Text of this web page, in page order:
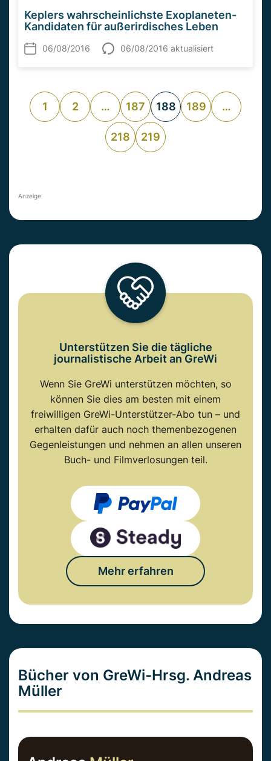
Keplers wahrscheinlichste Exoplaneten-
Kandidaten für außerirdisches Leben
06/08/2016 06/08/2016 aktualisiert
1 2 … 187 188 189 …
218 219
Anzeige
Unterstützen Sie die tägliche
journalistische Arbeit an GreWi
Wenn Sie GreWi unterstützen möchten, so
können Sie dies am besten mit einem
freiwilligen GreWi-Unterstützer-Abo tun – und
erhalten dafür auch noch themenbezogenen
Gegenleistungen und nehmen an allen unseren
Buch- und Filmverlosungen teil.
Mehr erfahren
Bücher von GreWi-Hrsg. Andreas
Müller